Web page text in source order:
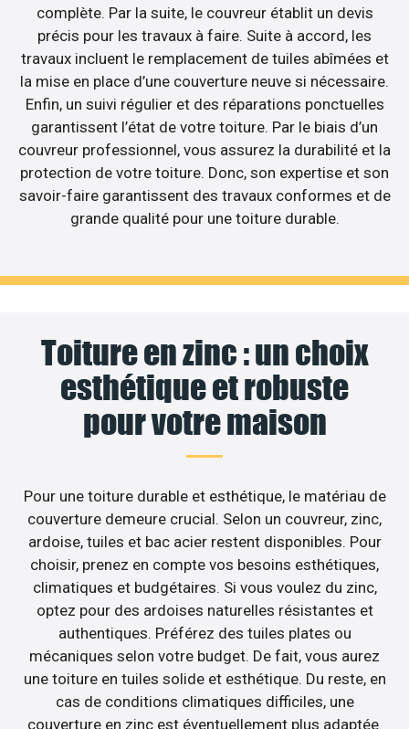
complète. Par la suite, le couvreur établit un devis
précis pour les travaux à faire. Suite à accord, les
travaux incluent le remplacement de tuiles abîmées et
la mise en place d’une couverture neuve si nécessaire.
Enfin, un suivi régulier et des réparations ponctuelles
garantissent l’état de votre toiture. Par le biais d’un
couvreur professionnel, vous assurez la durabilité et la
protection de votre toiture. Donc, son expertise et son
savoir-faire garantissent des travaux conformes et de
grande qualité pour une toiture durable.
Toiture en zinc : un choix
esthétique et robuste
pour votre maison
Pour une toiture durable et esthétique, le matériau de
couverture demeure crucial. Selon un couvreur, zinc,
ardoise, tuiles et bac acier restent disponibles. Pour
choisir, prenez en compte vos besoins esthétiques,
climatiques et budgétaires. Si vous voulez du zinc,
optez pour des ardoises naturelles résistantes et
authentiques. Préférez des tuiles plates ou
mécaniques selon votre budget. De fait, vous aurez
une toiture en tuiles solide et esthétique. Du reste, en
cas de conditions climatiques difficiles, une
couverture en zinc est éventuellement plus adaptée.